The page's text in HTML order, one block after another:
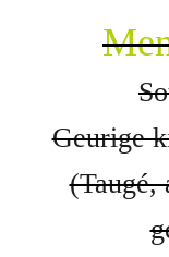
Geurige
(Taugé,